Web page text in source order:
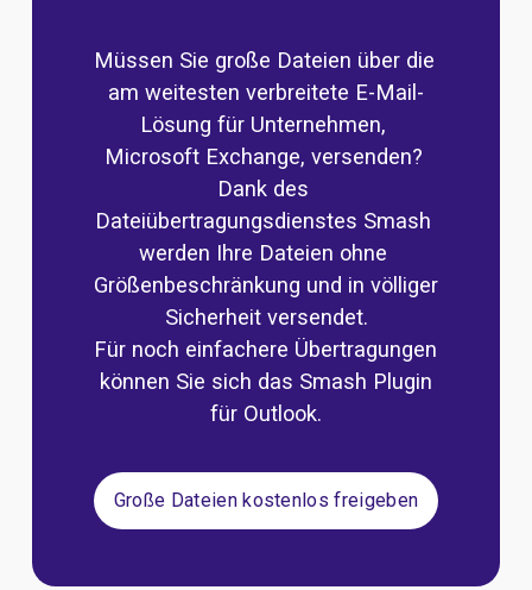
Müssen Sie große Dateien über die
am weitesten verbreitete E-Mail-
Lösung für Unternehmen,
Microsoft Exchange, versenden?
Dank des
Dateiübertragungsdienstes Smash
werden Ihre Dateien ohne
Größenbeschränkung und in völliger
Sicherheit versendet.
Für noch einfachere Übertragungen
können Sie sich das Smash Plugin
für Outlook.
Große Dateien kostenlos freigeben